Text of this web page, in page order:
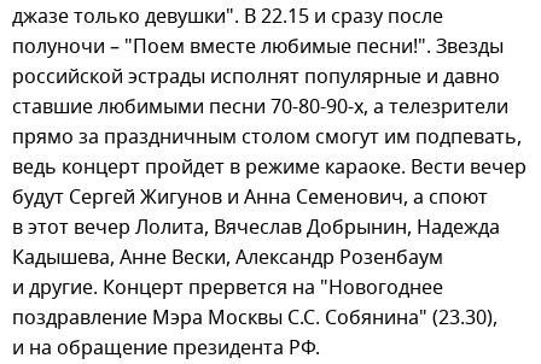
джазе только девушки". В 22.15 и сразу после
полуночи – "Поем вместе любимые песни!". Звезды
российской эстрады исполнят популярные и давно
ставшие любимыми песни 70-80-90-х, а телезрители
прямо за праздничным столом смогут им подпевать,
ведь концерт пройдет в режиме караоке. Вести вечер
будут Сергей Жигунов и Анна Семенович, а споют
в этот вечер Лолита, Вячеслав Добрынин, Надежда
Кадышева, Анне Вески, Александр Розенбаум
и другие. Концерт прервется на "Новогоднее
поздравление Мэра Москвы С.С. Собянина" (23.30),
и на обращение президента РФ.